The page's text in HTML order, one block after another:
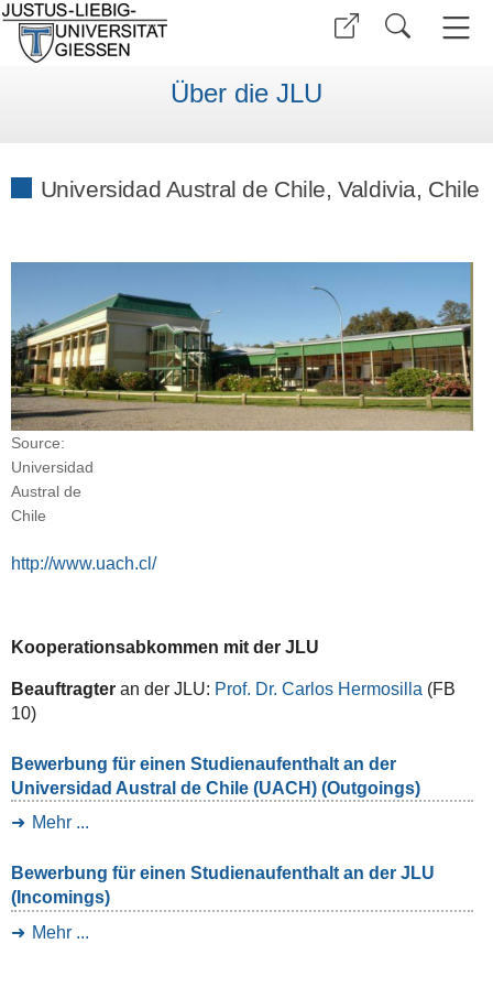
Über die JLU
Universidad Austral de Chile, Valdivia, Chile
Source:
Universidad
Austral de
Chile
http://www.uach.cl/
Kooperationsabkommen mit der JLU
Beauftragteran der JLU: Prof. Dr. Carlos Hermosilla (FB
10)
Bewerbung für einen Studienaufenthalt an der
Universidad Austral de Chile (UACH) (Outgoings)
Mehr ...
Bewerbung für einen Studienaufenthalt an der JLU
(Incomings)
Mehr ...